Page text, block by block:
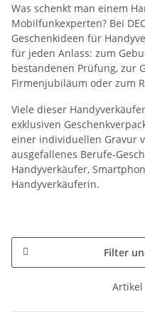
Was schenkt man einem
Mobilfunkexperten? Bei
Geschenkideen für
für jeden Anlass: zum
bestandenen Prüfung, zur
Firmenjubiläum oder zum
Viele dieser
exklusiven
einer individuellen Gravur
ausgefallenes Berufe-
Handyverkäufer,
Handyverkäuferin.
Filter
Artikel